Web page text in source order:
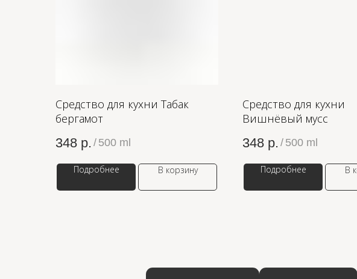
Средство для кухни Табак
бергамот
348 р. / 500 ml
Подробнее В корзину
Средство для кухни
Вишнёвый мусс
348 р. / 500 ml
Подробнее В